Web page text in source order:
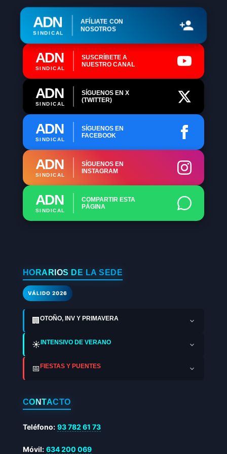
ADN
SINDICAL
AFÍLIATE CON
NOSOTROS
ADN
SINDICAL
SUSCRÍBETE A
NUESTRO CANAL
ADN
SINDICAL
SÍGUENOS EN X
(TWITTER)
ADN
SINDICAL
SÍGUENOS EN
FACEBOOK
ADN
SINDICAL
SÍGUENOS EN
INSTAGRAM
ADN
SINDICAL
COMPARTIR ESTA
PÁGINA
HORARIOS DE LA SEDE
VÁLIDO 2026
🏢 OTOÑO, INV Y PRIMAVERA
☀️INTENSIVO DE VERANO
📅FIESTAS Y PUENTES
CONTACTO
Teléfono: 93 782 61 73
Móvil: 634 200 069